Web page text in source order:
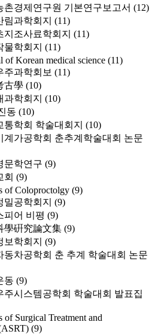
촌경제연구원 기본연구보고서 (12)
림과학회지 (11)
지조사료학회지 (11)
물학회지 (11)
of Korean medical science (11)
주과학회보 (11)
古學 (10)
과학회지 (10)
동 (10)
통학회 학술대회지 (10)
계가공학회 춘추계학술대회 논문
문학연구 (9)
회 (9)
of Coloproctolgy (9)
밀공학회지 (9)
피어 비평 (9)
學硏究論文集 (9)
보학회지 (9)
동차공학회 춘 추계 학술대회 논문
동 (9)
주시스템공학회 학술대회 발표집
of Surgical Treatment and
(9)